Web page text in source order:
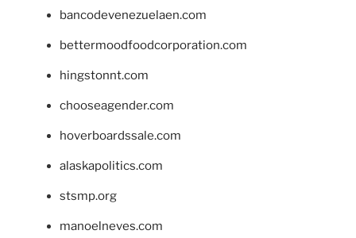
bancodevenezuelaen.com
bettermoodfoodcorporation.com
hingstonnt.com
chooseagender.com
hoverboardssale.com
alaskapolitics.com
stsmp.org
manoelneves.com